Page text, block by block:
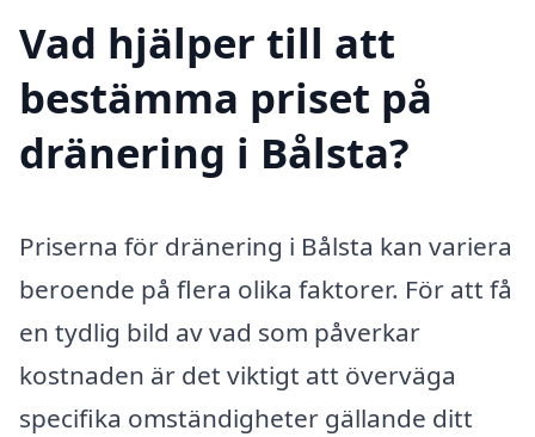
Vad hjälper till att
bestämma priset på
dränering i Bålsta?
Priserna för dränering i Bålsta kan variera
beroende på flera olika faktorer. För att få
en tydlig bild av vad som påverkar
kostnaden är det viktigt att överväga
specifika omständigheter gällande ditt